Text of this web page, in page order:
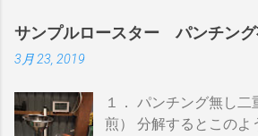
サンプルロースター パンチング
3月 23, 2019
１． パンチング無し
煎） 分解するとこのよ